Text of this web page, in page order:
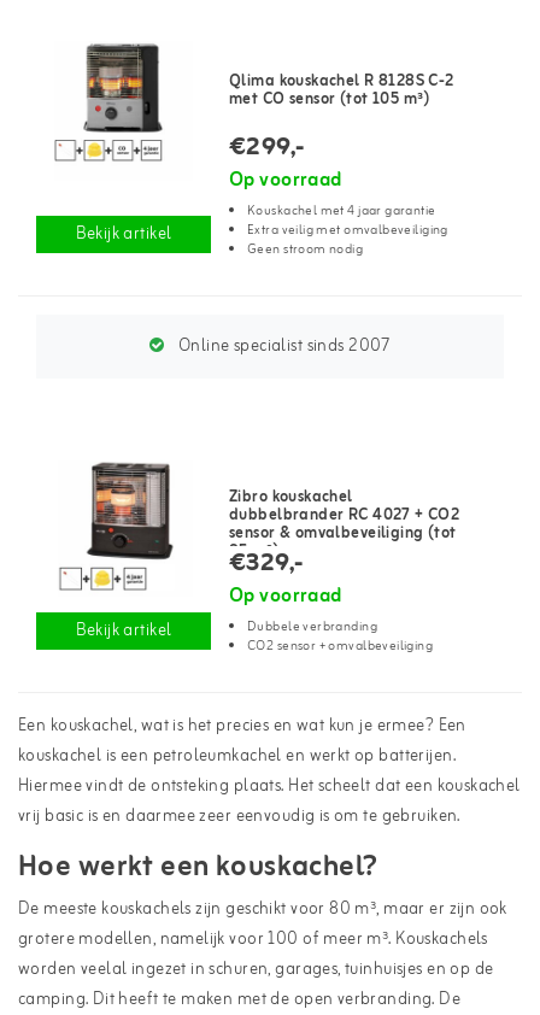
Bekijk artikel
Qlima kouskachel R 8128S C-2
met CO sensor (tot 105 m³)
€299,-
Op voorraad
Kouskachel met 4 jaar garantie
Extra veilig met omvalbeveiliging
Geen stroom nodig
Online specialist sinds 2007
Bekijk artikel
Zibro kouskachel
dubbelbrander RC 4027 + CO2
sensor & omvalbeveiliging (tot
95 m³)
€329,-
Op voorraad
Dubbele verbranding
CO2 sensor + omvalbeveiliging
Een kouskachel, wat is het precies en wat kun je ermee? Een
kouskachel is een petroleumkachel en werkt op batterijen.
Hiermee vindt de ontsteking plaats. Het scheelt dat een kouskachel
vrij basic is en daarmee zeer eenvoudig is om te gebruiken.
Hoe werkt een kouskachel?
De meeste kouskachels zijn geschikt voor 80 m³, maar er zijn ook
grotere modellen, namelijk voor 100 of meer m³. Kouskachels
worden veelal ingezet in schuren, garages, tuinhuisjes en op de
camping. Dit heeft te maken met de open verbranding. De